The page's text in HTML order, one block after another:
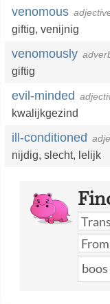
venomous
giftig, venijnig
venomously
giftig
evil-minded
kwalijkgezind
ill-conditioned
nijdig, slecht, lelijk